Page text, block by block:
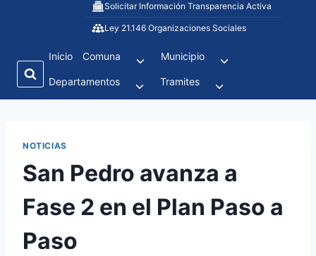
Solicitar Información Transparencia Activa
Ley 21.146 Organizaciones Sociales
Inicio Comuna Municipio
Departamentos Tramites
NOTICIAS
San Pedro avanza a
Fase 2 en el Plan Paso a
Paso